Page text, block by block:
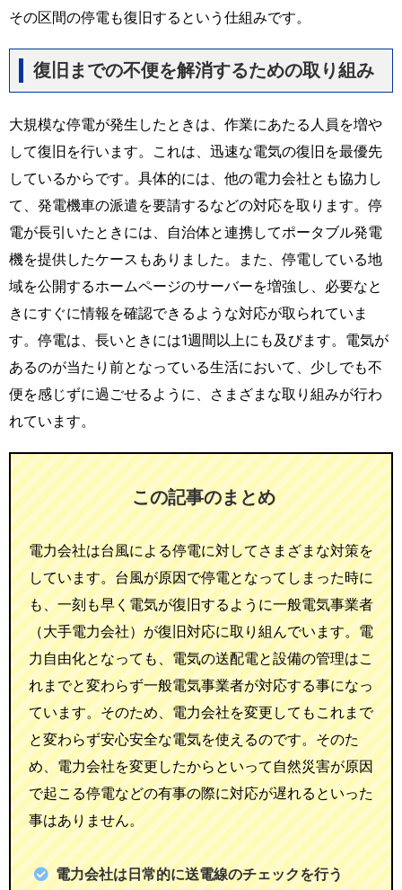
その区間の停電も復旧するという仕組みです。
復旧までの不便を解消するための取り組み
大規模な停電が発生したときは、作業にあたる人員を増や
して復旧を行います。これは、迅速な電気の復旧を最優先
しているからです。具体的には、他の電力会社とも協力し
て、発電機車の派遣を要請するなどの対応を取ります。停
電が長引いたときには、自治体と連携してポータブル発電
機を提供したケースもありました。また、停電している地
域を公開するホームページのサーバーを増強し、必要なと
きにすぐに情報を確認できるような対応が取られていま
す。停電は、長いときには1週間以上にも及びます。電気が
あるのが当たり前となっている生活において、少しでも不
便を感じずに過ごせるように、さまざまな取り組みが行わ
れています。
この記事のまとめ
電力会社は台風による停電に対してさまざまな対策を
しています。台風が原因で停電となってしまった時に
も、一刻も早く電気が復旧するように一般電気事業者
（大手電力会社）が復旧対応に取り組んでいます。電
力自由化となっても、電気の送配電と設備の管理はこ
れまでと変わらず一般電気事業者が対応する事になっ
ています。そのため、電力会社を変更してもこれまで
と変わらず安心安全な電気を使えるのです。そのた
め、電力会社を変更したからといって自然災害が原因
で起こる停電などの有事の際に対応が遅れるといった
事はありません。
電力会社は日常的に送電線のチェックを行う